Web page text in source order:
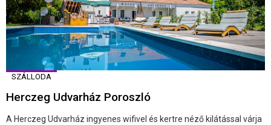
SZÁLLODA
Herczeg Udvarház Poroszló
A Herczeg Udvarház ingyenes wifivel és kertre néző kilátással várja